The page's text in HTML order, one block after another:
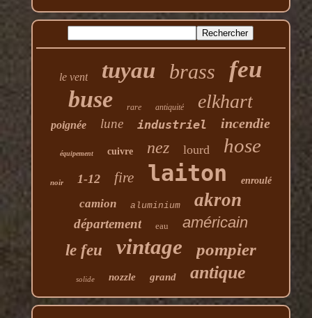
le vent tuyau brass feu
buse rare antiquité elkhart
poignée lune industriel incendie
équipement cuivre nez lourd hose
noir 1-12 fire laiton enroulé
camion aluminium akron
département eau
américain
le feu
vintage pompier
solide nozzle grand antique